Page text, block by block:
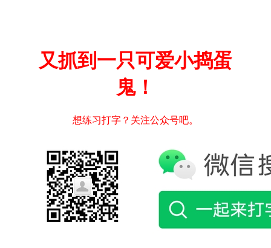
又抓到一只可爱小捣蛋
鬼！
想练习打字？关注公众号吧。